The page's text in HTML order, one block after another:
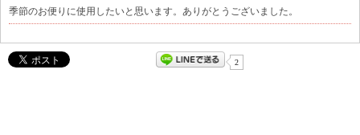
季節のお便りに使用したいと思います。ありがとうございました。
2